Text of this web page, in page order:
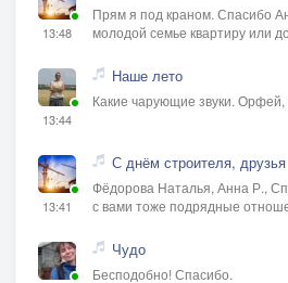
13:48
Прям я под краном. Спасибо
молодой семье квартиру или
13:44
Наше лето
Какие чарующие звуки.
13:41
С днём строителя, друзья
Фёдорова Наталья, Анна Р.,
с вами тоже подрядные
Чудо
Бесподобно! Спасибо.